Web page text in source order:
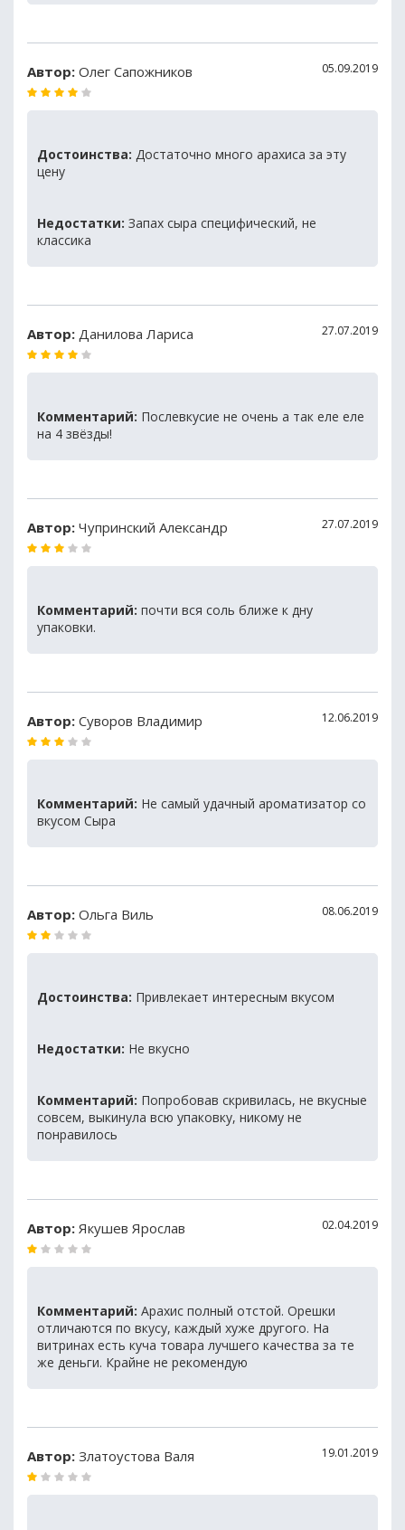
Автор: Олег Сапожников 05.09.2019
Достоинства: Достаточно много арахиса за эту
цену
Недостатки: Запах сыра специфический, не
классика
Автор: Данилова Лариса 27.07.2019
Комментарий: Послевкусие не очень а так еле еле
на 4 звёзды!
Автор: Чупринский Александр 27.07.2019
Комментарий: почти вся соль ближе к дну
упаковки.
Автор: Суворов Владимир 12.06.2019
Комментарий: Не самый удачный ароматизатор со
вкусом Сыра
Автор: Ольга Виль 08.06.2019
Достоинства: Привлекает интересным вкусом
Недостатки: Не вкусно
Комментарий: Попробовав скривилась, не вкусные
совсем, выкинула всю упаковку, никому не
понравилось
Автор: Якушев Ярослав 02.04.2019
Комментарий: Арахис полный отстой. Орешки
отличаются по вкусу, каждый хуже другого. На
витринах есть куча товара лучшего качества за те
же деньги. Крайне не рекомендую
Автор: Златоустова Валя 19.01.2019